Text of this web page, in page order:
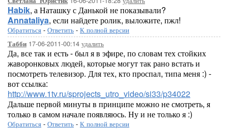
Habik, а Наташку с Данькой не показывали?
Annataliya, если найдете ролик, выложите, пжл!
Обратиться - Ответить - К полной версии
Табби 17-06-2011-00:14 удалить
Да, все так и есть - был я в эфире, по словам тех стойких
жаворонковых людей, которые могут так рано встать и
посмотреть телевизор. Для тех, кто проспал, типа меня :) -
вот ссылка:
http://www.1tv.ru/sprojects_utro_video/si33/p34022
Дальше первой минуты в принципе можно не смотреть, я
только в самом начале появляюсь. Ну и не только я :)
Обратиться - Ответить - К полной версии